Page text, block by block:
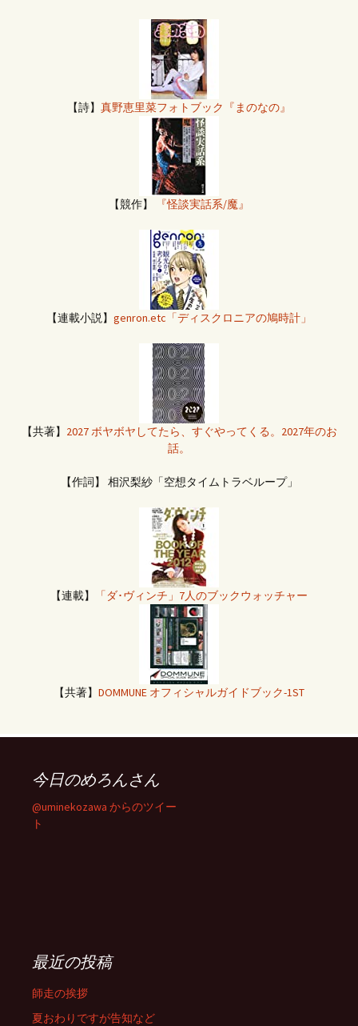
【詩】 真野恵里菜フォトブック『まのなの』
【競作】 『怪談実話系/魔』
【連載小説】 genron.etc「ディスクロニアの鳩時計」
【共著】 2027 ボヤボヤしてたら、すぐやってくる。2027年のお
話。
【作詞】 相沢梨紗「空想タイムトラベループ」
【連載】 「ダ･ヴィンチ」7人のブックウォッチャー
【共著】 DOMMUNE オフィシャルガイドブック-1ST
今日のめろんさん
@uminekozawa からのツイー
ト
最近の投稿
師走の挨拶
夏おわりですが告知など